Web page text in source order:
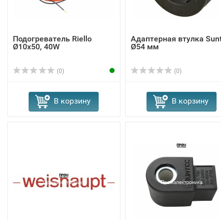
Подогреватель Riello
Ø10x50, 40W
(0)
В корзину
Адаптерная втулка
Ø54 мм
(0)
В корзину